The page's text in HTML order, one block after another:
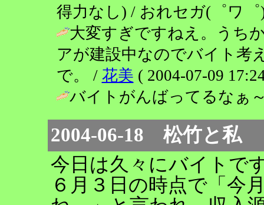
得力なし) / おれセガ(゜ワ゜
大変すぎですねえ。うち
アが建設中なのでバイト考
で。 / 花美 ( 2004-07-09
バイトがんばってるなぁ
2004-06-18 松竹と私
今日は久々にバイトで
６月３日の時点で「今